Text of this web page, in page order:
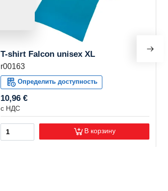
T-shirt Falcon unisex XL
r00163
Определить доступность
10,96 €
с НДС
В корзину
›